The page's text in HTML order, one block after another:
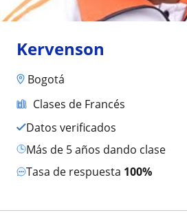
Kervenson
Bogotá
Clases de Francés
Datos verificados
más de 5 años dando clase
Tasa de respuesta 100%